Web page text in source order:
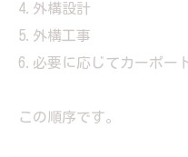
4.外構設計
5.外構工事
6.必要に応じてカーポー
この順序です。